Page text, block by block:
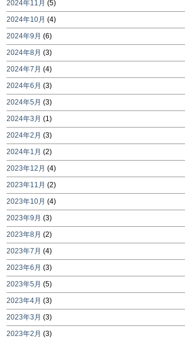
2024年11月 (5)
2024年10月 (4)
2024年9月 (6)
2024年8月 (3)
2024年7月 (4)
2024年6月 (3)
2024年5月 (3)
2024年3月 (1)
2024年2月 (3)
2024年1月 (2)
2023年12月 (4)
2023年11月 (2)
2023年10月 (4)
2023年9月 (3)
2023年8月 (2)
2023年7月 (4)
2023年6月 (3)
2023年5月 (5)
2023年4月 (3)
2023年3月 (3)
2023年2月 (3)